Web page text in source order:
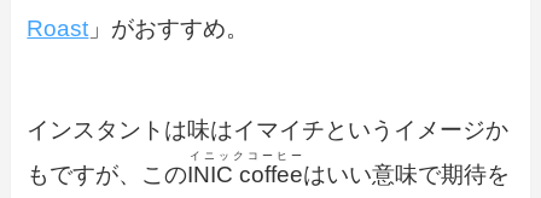
Roast 」がおすすめ。
インスタントは味はイマイチというイメージか
もですが、このINIC coffee
イニックコーヒー
はいい意味で期待を